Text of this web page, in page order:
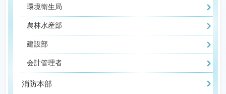
環境衛生局
農林水産部
建設部
会計管理者
消防本部